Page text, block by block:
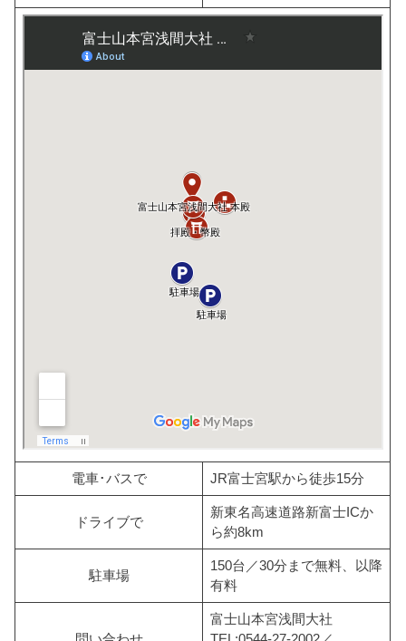
電車･バスで JR富士宮駅から徒歩15分
ドライブで
新東名高速道路新富士ICか
ら約8km
駐車場
150台／30分まで無料、以降
有料
富士山本宮浅間大社